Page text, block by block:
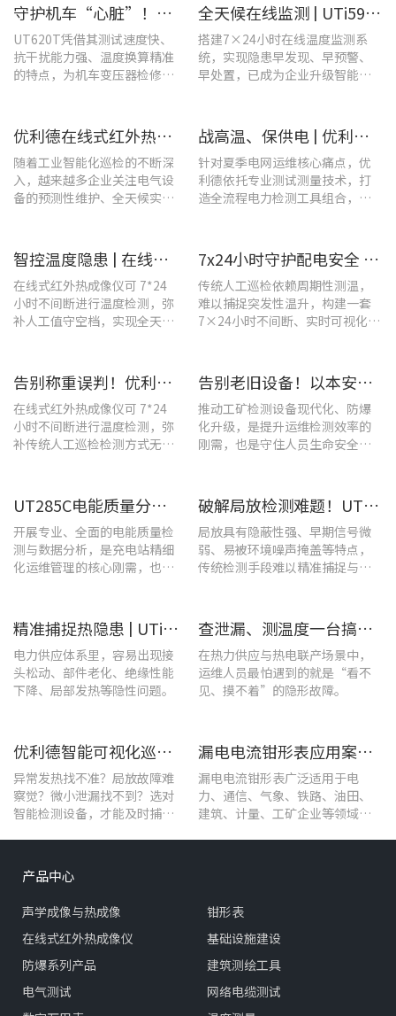
守护机车“心脏”！优利德UT620T助力HXD3C主变压器高效检修
UT620T凭借其测试速度快、
抗干扰能力强、温度换算精准
的特点，为机车变压器检修带
全天候在线监测 | UTi591B在线式红外热成像仪助力配电运维智能化转型
搭建7×24小时在线温度监测系
统，实现隐患早发现、早预警、
早处置，已成为企业升级智能运
优利德在线式红外热成像仪在配电柜运维中的实测应用(系列篇)
随着工业智能化巡检的不断深
入，越来越多企业关注电气设
备的预测性维护、全天候实时
战高温、保供电 | 优利德全系列电力运维检测工具，助力夏季电网运维更高效
针对夏季电网运维核心痛点，优
利德依托专业测试测量技术，打
造全流程电力检测工具组合，覆
智控温度隐患 | 在线式红外热成像仪在UPS电源柜老化监测中的应用
在线式红外热成像仪可 7*24
小时不间断进行温度检测，弥
补人工值守空档，实现全天候
7x24小时守护配电安全 | 优利德在线式热成像方案在配电系统中的应用实践
传统人工巡检依赖周期性测温，
难以捕捉突发性温升，构建一套
7×24小时不间断、实时可视化的
警。
告别称重误判！优利德在线式热成像仪重构新材料铸造注液控制逻辑
在线式红外热成像仪可 7*24
小时不间断进行温度检测，弥
补传统人工巡检检测方式无法
告别老旧设备！以本安型防爆产品矩阵与合规检测，守住工矿安全底线
推动工矿检测设备现代化、防爆
化升级，是提升运维检测效率的
刚需，也是守住人员生命安全、
UT285C电能质量分析仪解决充电站三相用电各类难题
开展专业、全面的电能质量检
测与数据分析，是充电站精细
化运维管理的核心刚需，也是
破解局放检测难题！UT568B手持式声学成像仪让隐患“可视化”
局放具有隐蔽性强、早期信号微
弱、易被环境噪声掩盖等特点，
传统检测手段难以精准捕捉与定
精准捕捉热隐患 | UTi1020C红外热成像仪在发电站的实测应用
电力供应体系里，容易出现接
头松动、部件老化、绝缘性能
下降、局部发热等隐性问题。
查泄漏、测温度一台搞定！UT568F红外声成像仪让设备巡检更高效
在热力供应与热电联产场景中，
运维人员最怕遇到的就是“看不
见、摸不着”的隐形故障。
优利德智能可视化巡检方案，护航油气行业高效运维
异常发热找不准？局放故障难
察觉？微小泄漏找不到？选对
智能检测设备，才能及时捕捉
漏电电流钳形表应用案例：电气设备检测
漏电电流钳形表广泛适用于电
力、通信、气象、铁路、油田、
建筑、计量、工矿企业等领域的
产品中心
声学成像与热成像
在线式红外热成像仪
防爆系列产品
电气测试
钳形表
基础设施建设
建筑测绘工具
网络电缆测试